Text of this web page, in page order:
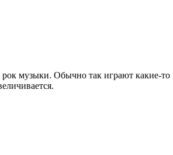
рок музыки. Обычно так играют какие-